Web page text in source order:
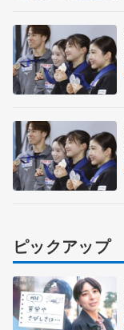
ピックアップ